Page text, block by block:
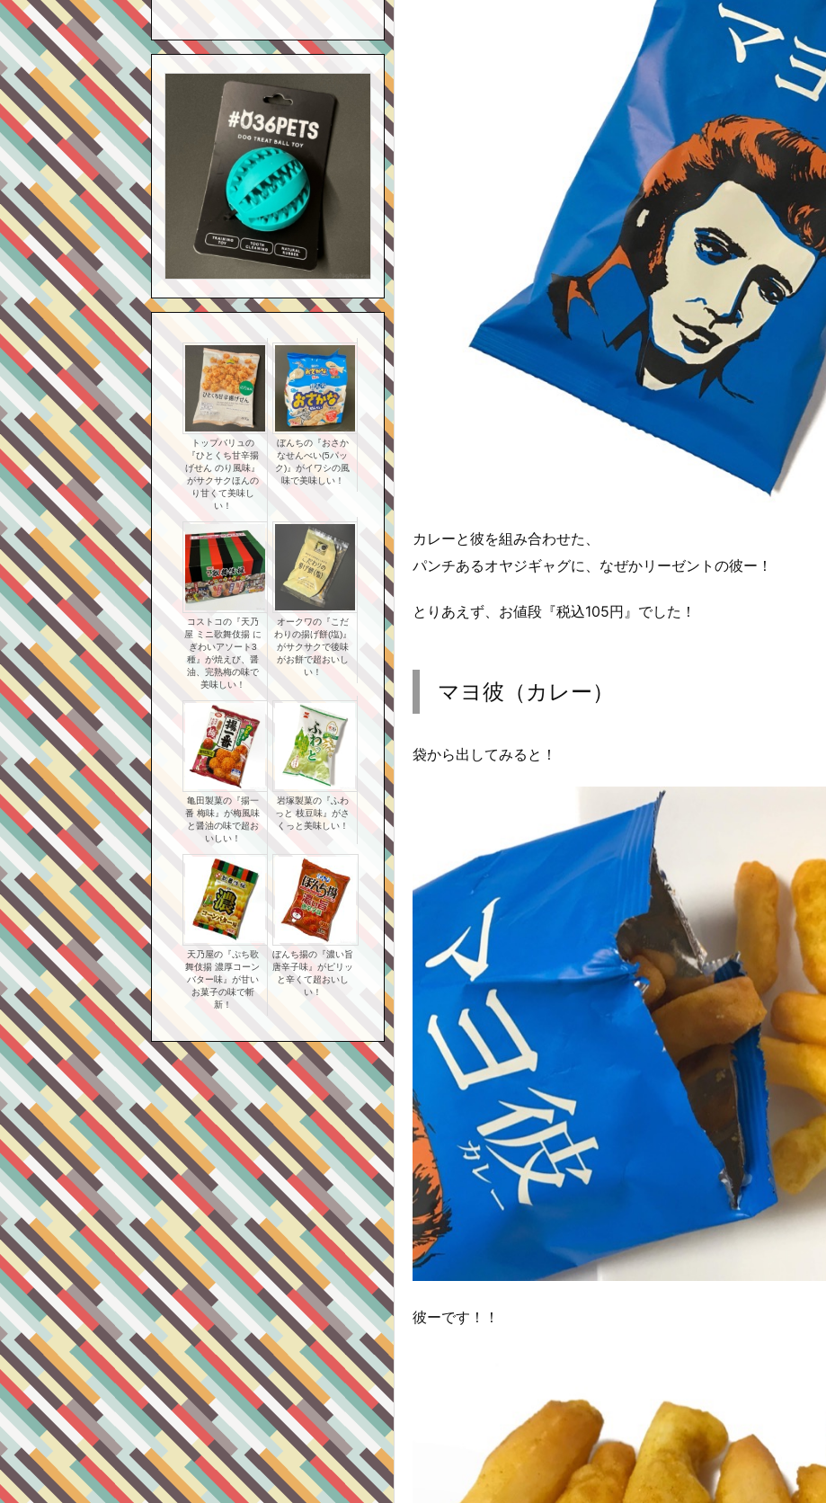
カレーと彼を組み合わせた、
パンチあるオヤジギャグに、なぜかリーゼントの彼ー！
とりあえず、お値段『税込105円』でした！
マヨ彼（カレー）
袋から出してみると！
彼ーです！！
トップバリュの
『ひとくち甘辛揚
げせん のり風味』
がサクサクほんの
り甘くて美味し
い！
ぼんちの『おさか
なせんべい(5パッ
ク)』がイワシの風
味で美味しい！
コストコの『天乃
屋 ミニ歌舞伎揚 に
ぎわいアソート3
種』が焼えび、醤
油、完熟梅の味で
美味しい！
オークワの『こだ
わりの揚げ餅(塩)』
がサクサクで後味
がお餅で超おいし
い！
亀田製菓の『揚一
番 梅味』が梅風味
と醤油の味で超お
いしい！
岩塚製菓の『ふわ
っと 枝豆味』がさ
くっと美味しい！
天乃屋の『ぷち歌
舞伎揚 濃厚コーン
バター味』が甘い
お菓子の味で斬
新！
ぼんち揚の『濃い旨
唐辛子味』がピリッ
と辛くて超おいし
い！